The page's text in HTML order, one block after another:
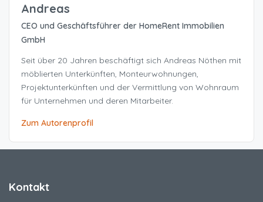
Andreas
CEO und Geschäftsführer der HomeRent Immobilien
GmbH
Seit über 20 Jahren beschäftigt sich Andreas Nöthen mit
möblierten Unterkünften, Monteurwohnungen,
Projektunterkünften und der Vermittlung von Wohnraum
für Unternehmen und deren Mitarbeiter.
Zum Autorenprofil
Kontakt